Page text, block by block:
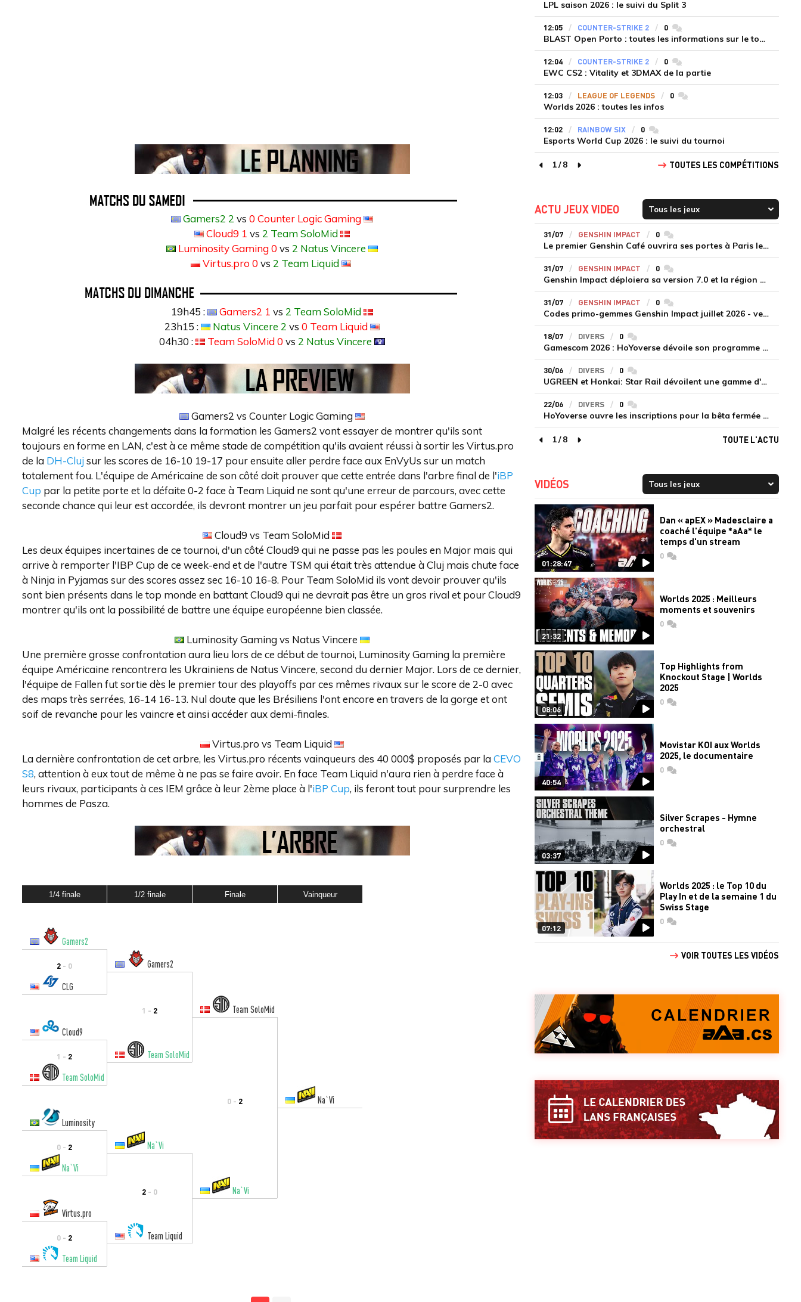
Gamers2 2 vs0 Counter Logic Gaming
Cloud9 1 vs 2 Team SoloMid
Luminosity Gaming 0 vs 2 Natus Vincere
Virtus.pro 0 vs2 Team Liquid
19h45 : Gamers2 1 vs2 Team SoloMid
23h15 :
Natus Vincere 2 vs0 Team Liquid
04h30 :
Team SoloMid 0 vs 2 Natus Vincere
Gamers2 vs Counter Logic Gaming
Malgré les récents changements dans la formation les Gamers2 vont essayer de montrer qu'ils sont
toujours en forme en LAN, c'est à ce même stade de compétition qu'ils avaient réussi à sortir les Virtus.pro
de la DH-Clujsur les scores de 16-10 19-17 pour ensuite aller perdre face aux EnVyUs sur un match
totalement fou. L'équipe de Américaine de son côté doit prouver que cette entrée dans l'arbre final de l'iBP
Cup par la petite porte et la défaite 0-2 face à Team Liquid ne sont qu'une erreur de parcours, avec cette
seconde chance qui leur est accordée, ils devront montrer un jeu parfait pour espérer battre Gamers2.
Cloud9 vs Team SoloMid
Les deux équipes incertaines de ce tournoi, d'un côté Cloud9 qui ne passe pas les poules en Major mais qui
arrive à remporter l'IBP Cup de ce week-end et de l'autre TSM qui était très attendue à Cluj mais chute face
à Ninja in Pyjamas sur des scores assez sec 16-10 16-8. Pour Team SoloMid ils vont devoir prouver qu'ils
sont bien présents dans le top monde en battant Cloud9 qui ne devrait pas être un gros rival et pour Cloud9
montrer qu'ils ont la possibilité de battre une équipe européenne bien classée.
Luminosity Gaming vs Natus Vincere
Une première grosse confrontation aura lieu lors de ce début de tournoi, Luminosity Gaming la première
équipe Américaine rencontrera les Ukrainiens de Natus Vincere, second du dernier Major. Lors de ce dernier,
l'équipe de Fallen fut sortie dès le premier tour des playoffs par ces mêmes rivaux sur le score de 2-0 avec
des maps très serrées, 16-14 16-13. Nul doute que les Brésiliens l'ont encore en travers de la gorge et ont
soif de revanche pour les vaincre et ainsi accéder aux demi-finales.
Virtus.pro vs Team Liquid
La dernière confrontation de cet arbre, les Virtus.pro récents vainqueurs des 40 000$ proposés par la CEVO
S8, attention à eux tout de même à ne pas se faire avoir. En face Team Liquid n'aura rien à perdre face à
leurs rivaux, participants à ces IEM grâce à leur 2ème place à l'iBP Cup, ils feront tout pour surprendre les
hommes de Pasza.
1/4 finale 1/2 finale Finale Vainqueur
Gamers2
2 - 0
Gamers2
CLG
1 - 2
Team SoloMid
Cloud9
1 - 2
Team SoloMid
Team SoloMid
0 - 2
Na`Vi
Luminosity
0 - 2
Na`Vi
Na`Vi
2 - 0
Na`Vi
Virtus.pro
0 - 2
Team Liquid
Team Liquid
LPL saison 2026 : le suivi du Split 3
12:05 COUNTER-STRIKE 2 0commentaires
BLAST Open Porto : toutes les informations sur le tournoi
12:04 COUNTER-STRIKE 2 0commentaires
EWC CS2 : Vitality et 3DMAX de la partie
12:03 LEAGUE OF LEGENDS 0commentaires
Worlds 2026 : toutes les infos
12:02 RAINBOW SIX 0commentaires
Esports World Cup 2026 : le suivi du tournoi
page précédente
1/8
page suivante
TOUTES LES COMPÉTITIONS
ACTU JEUX VIDEO
31/07 GENSHIN IMPACT 0commentaires
Le premier Genshin Café ouvrira ses portes à Paris le 14 août
31/07 GENSHIN IMPACT 0commentaires
Genshin Impact déploiera sa version 7.0 et la région de Snezhnaya le 12 août
31/07 GENSHIN IMPACT 0commentaires
Codes primo-gemmes Genshin Impact juillet 2026 - version 7.0
18/07 DIVERS 0commentaires
Gamescom 2026 : HoYoverse dévoile son programme et présente deux nouveaux jeux inédits
30/06 DIVERS 0commentaires
UGREEN et Honkai: Star Rail dévoilent une gamme d'accessoires de recharge en édition limitée
22/06 DIVERS 0commentaires
HoYoverse ouvre les inscriptions pour la bêta fermée de Honkai : Nexus Anima
page précédente
1/8
page suivante
TOUTE L'ACTU
VIDÉOS
01:28:47
Dan « apEX » Madesclaire a
coaché l'équipe *aAa* le
temps d'un stream
0commentaires
21:32
Worlds 2025 : Meilleurs
moments et souvenirs
0commentaires
08:06
Top Highlights from
Knockout Stage | Worlds
2025
0commentaires
40:54
Movistar KOI aux Worlds
2025, le documentaire
0commentaires
03:37
Silver Scrapes - Hymne
orchestral
0commentaires
07:12
Worlds 2025 : le Top 10 du
Play In et de la semaine 1 du
Swiss Stage
0commentaires
VOIR TOUTES LES VIDÉOS